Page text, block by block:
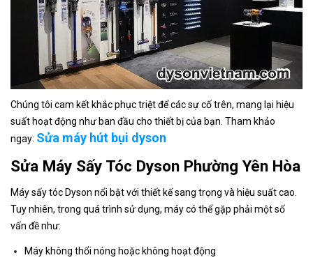
Chúng tôi cam kết khắc phục triệt để các sự cố trên, mang lại hiệu
suất hoạt động như ban đầu cho thiết bị của bạn. Tham khảo
ngay: Sửa máy hút bụi dyson
Sửa Máy Sấy Tóc Dyson Phường Yên Hòa
Máy sấy tóc Dyson nổi bật với thiết kế sang trọng và hiệu suất cao.
Tuy nhiên, trong quá trình sử dụng, máy có thể gặp phải một số
vấn đề như:
Máy không thổi nóng hoặc không hoạt động